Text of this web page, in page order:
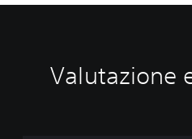
Valutazione